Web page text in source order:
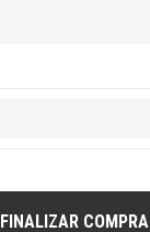
FINALIZAR COMPRA